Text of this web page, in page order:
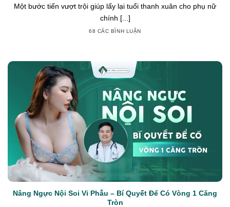
Một bước tiến vượt trội giúp lấy lại tuổi thanh xuân cho phụ nữ
chính [...]
68 CÁC BÌNH LUẬN
Nâng Ngực Nội Soi Vi Phẫu – Bí Quyết Để Có Vòng 1 Căng
Tròn